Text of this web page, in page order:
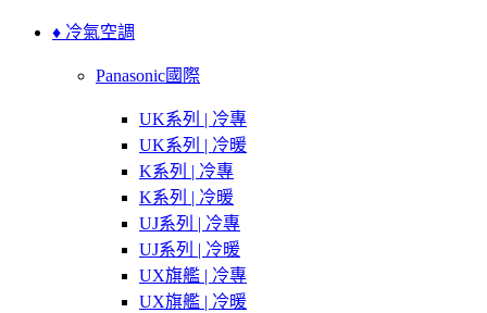
♦ 冷氣空調
Panasonic國際
UK系列 | 冷專
UK系列 | 冷暖
K系列 | 冷專
K系列 | 冷暖
UJ系列 | 冷專
UJ系列 | 冷暖
UX旗艦 | 冷專
UX旗艦 | 冷暖